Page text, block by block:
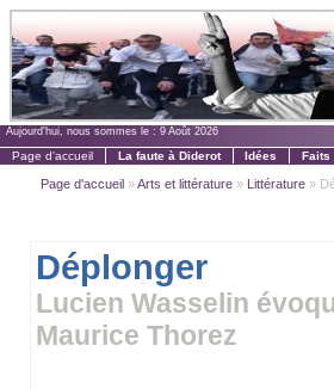
Aujourd'hui, nous sommes le : 9 Août 2026
Page d'accueil La faute à Diderot Idées Faits
Page d'accueil »Arts et littérature » Littérature »
Déplonger
Lucien Wasselin
Maurice Thorez